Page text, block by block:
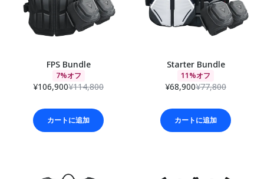
FPS Bundle
7%オフ
¥106,900¥114,800
カートに追加
Starter Bundle
11%オフ
¥68,900¥77,800
カートに追加